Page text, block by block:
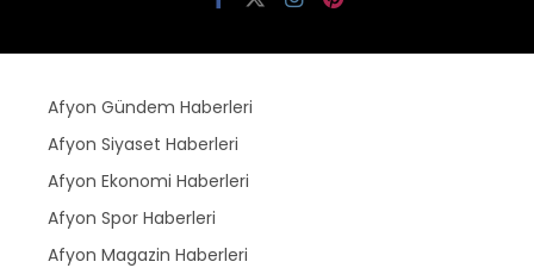
Afyon Gündem Haberleri
Afyon Siyaset Haberleri
Afyon Ekonomi Haberleri
Afyon Spor Haberleri
Afyon Magazin Haberleri